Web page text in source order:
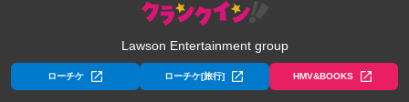
Lawson Entertainment group
ローチケ ローチケ[旅行] HMV&BOOKS